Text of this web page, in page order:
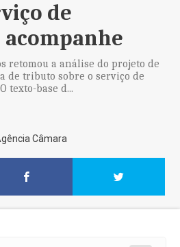
de
retomou a análise do projeto de
de tributo sobre o serviço de
texto-base d...
Câmara